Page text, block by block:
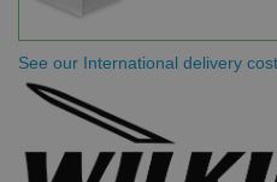
See our International delivery